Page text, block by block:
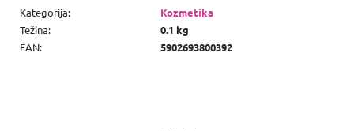
Kategorija:
Kozmetika
Težina:
0.1 kg
EAN: 5902693800392